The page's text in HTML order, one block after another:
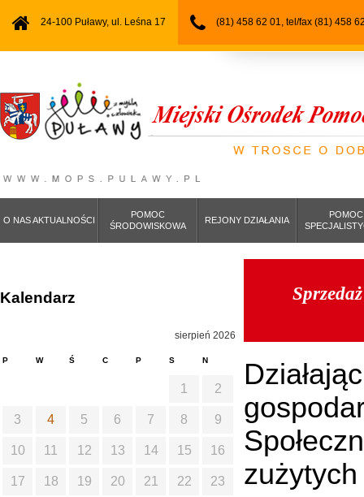
24-100 Puławy, ul. Leśna 17 (81) 458 62 01, tel/fax (81) 458
O NAS AKTUALNOŚCI
POMOC
ŚRODOWISKOWA
REJONY DZIAŁANIA
POMOC
Kalendarz
sierpień 2026
P W Ś C P S N
1 2
3 4 5 6 7 8 9
10 11 12 13 14 15 16
17 18 19 20 21 22 23